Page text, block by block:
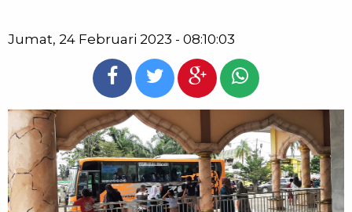
Jumat, 24 Februari 2023 - 08:10:03